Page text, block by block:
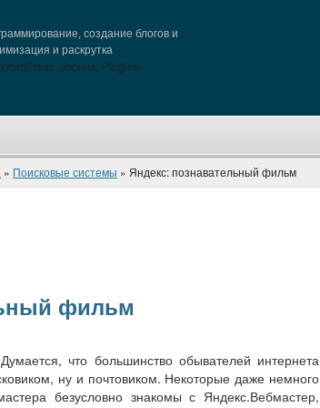
создание блогов и
и раскрутка
» Поисковые системы » Яндекс: познавательный фильм
фильм
что большинство обывателей интернета
ну и почтовиком. Некоторые даже немного
безусловно знакомы с Яндекс.Вебмастер,